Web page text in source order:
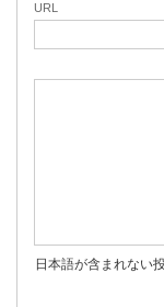
URL
日本語が含まれない